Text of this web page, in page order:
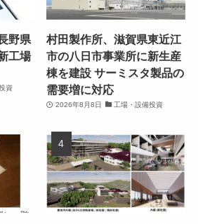
野県
工場
資
村田製作所、滋賀県東近江
市の八日市事業所に新生産
棟を建設 サーミスタ製品の
需要増に対応
2026年8月8日 工場・設備投資